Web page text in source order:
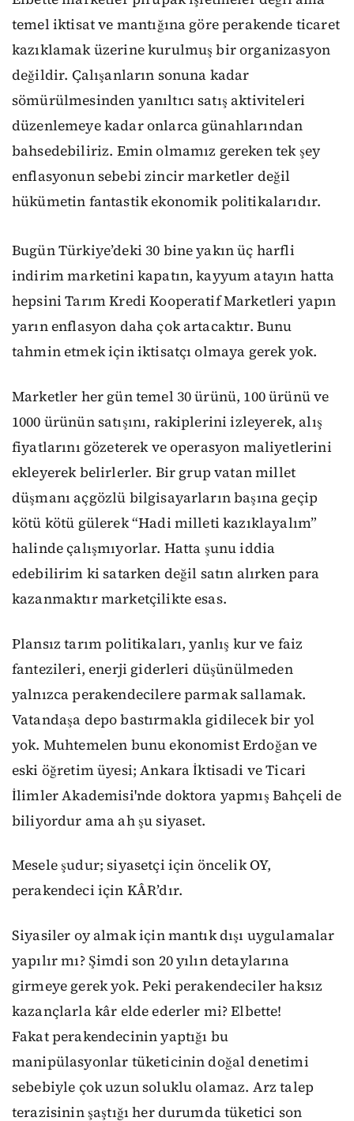
temel iktisat ve mantığına göre perakende ticaret
kazıklamak üzerine kurulmuş bir organizasyon
değildir. Çalışanların sonuna kadar
sömürülmesinden yanıltıcı satış aktiviteleri
düzenlemeye kadar onlarca günahlarından
bahsedebiliriz. Emin olmamız gereken tek şey
enflasyonun sebebi zincir marketler değil
hükümetin fantastik ekonomik politikalarıdır.
Bugün Türkiye’deki 30 bine yakın üç harfli
indirim marketini kapatın, kayyum atayın hatta
hepsini Tarım Kredi Kooperatif Marketleri yapın
yarın enflasyon daha çok artacaktır. Bunu
tahmin etmek için iktisatçı olmaya gerek yok.
Marketler her gün temel 30 ürünü, 100 ürünü ve
1000 ürünün satışını, rakiplerini izleyerek, alış
fiyatlarını gözeterek ve operasyon maliyetlerini
ekleyerek belirlerler. Bir grup vatan millet
düşmanı açgözlü bilgisayarların başına geçip
kötü kötü gülerek “Hadi milleti kazıklayalım”
halinde çalışmıyorlar. Hatta şunu iddia
edebilirim ki satarken değil satın alırken para
kazanmaktır marketçilikte esas.
Plansız tarım politikaları, yanlış kur ve faiz
fantezileri, enerji giderleri düşünülmeden
yalnızca perakendecilere parmak sallamak.
Vatandaşa depo bastırmakla gidilecek bir yol
yok. Muhtemelen bunu ekonomist Erdoğan ve
eski öğretim üyesi; Ankara İktisadi ve Ticari
İlimler Akademisi'nde doktora yapmış Bahçeli de
biliyordur ama ah şu siyaset.
Mesele şudur; siyasetçi için öncelik OY,
perakendeci için KÂR’dır.
Siyasiler oy almak için mantık dışı uygulamalar
yapılır mı? Şimdi son 20 yılın detaylarına
girmeye gerek yok. Peki perakendeciler haksız
kazançlarla kâr elde ederler mi? Elbette!
Fakat perakendecinin yaptığı bu
manipülasyonlar tüketicinin doğal denetimi
sebebiyle çok uzun soluklu olamaz. Arz talep
terazisinin şaştığı her durumda tüketici son